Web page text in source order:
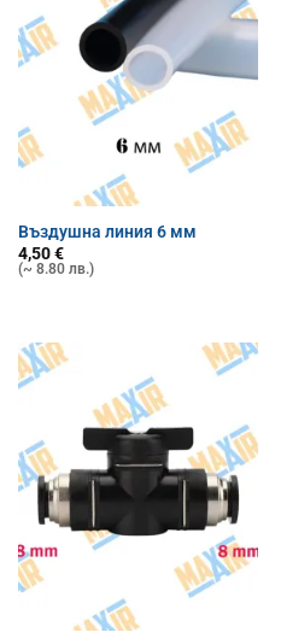
Въздушна линия 6 мм
4,50€
(~ 8.80 лв.)